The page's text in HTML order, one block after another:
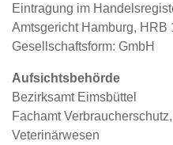
Eintragung im
Amtsgericht Hamburg, HRB
Gesellschaftsform: GmbH
Aufsichtsbehörde
Bezirksamt Eimsbüttel
Fachamt
Veterinärwesen